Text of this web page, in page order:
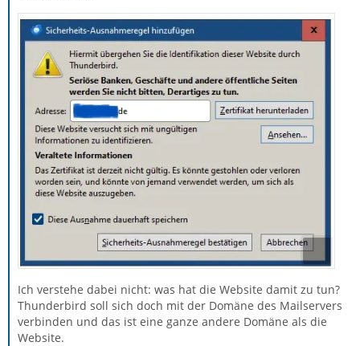
Ich verstehe dabei nicht: was hat die Website damit zu tun?
Thunderbird soll sich doch mit der Domäne des Mailservers
verbinden und das ist eine ganze andere Domäne als die
Website.